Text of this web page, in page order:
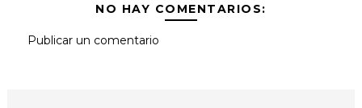
NO HAY COMENTARIOS:
Publicar un comentario